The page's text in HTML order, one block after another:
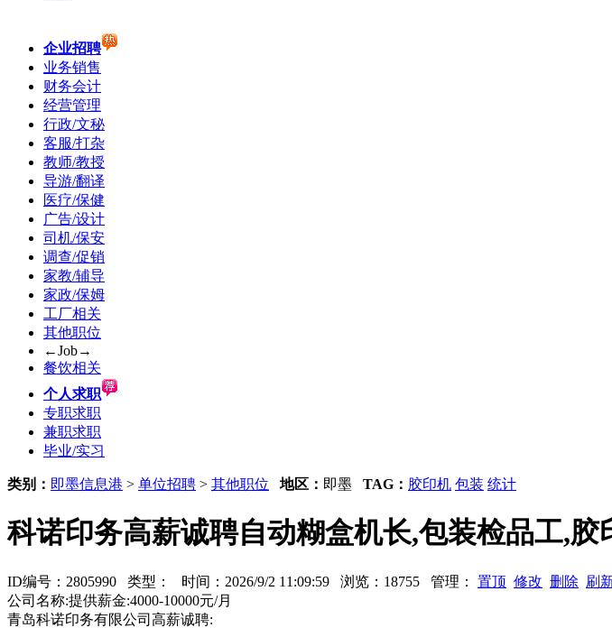
企业招聘
业务销售
财务会计
经营管理
行政/文秘
客服/打杂
教师/教授
导游/翻译
医疗/保健
广告/设计
司机/保安
调查/促销
家教/辅导
家政/保姆
工厂相关
其他职位
←Job→
餐饮相关
个人求职
专职求职
兼职求职
毕业/实习
类别： 即墨信息港 > 单位招聘 > 其他职位 地区： 即墨 TAG： 胶印机 包装 统计
科诺印务高薪诚聘自动糊盒机长,包装检品工,胶
ID编号：2805990 类型： 时间：2026/9/2 11:09:59 浏览：18755 管理： 置顶 修改 删除 刷
公司名称:提供薪金:4000-10000元/月
青岛科诺印务有限公司高薪诚聘: